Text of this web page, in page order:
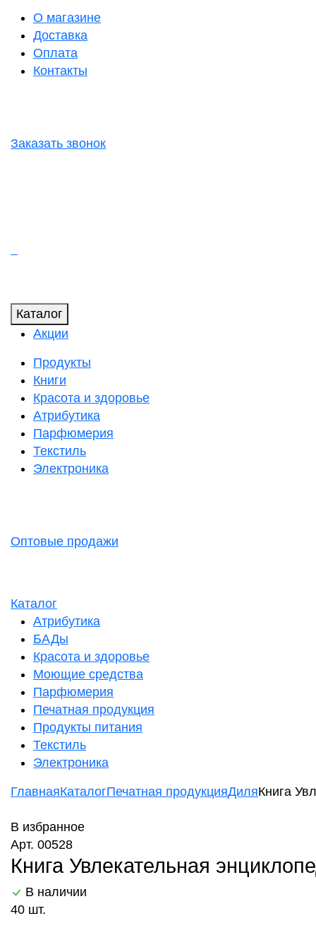
О магазине
Доставка
Оплата
Контакты
Заказать звонок
Каталог
Акции
Продукты
Книги
Красота и здоровье
Атрибутика
Парфюмерия
Текстиль
Электроника
Оптовые продажи
Каталог
Атрибутика
БАДы
Красота и здоровье
Моющие средства
Парфюмерия
Печатная продукция
Продукты питания
Текстиль
Электроника
ГлавнаяКаталогПечатная продукцияДиляКнига
В избранное
Арт. 00528
Книга Увлекательная
В наличии
40 шт.